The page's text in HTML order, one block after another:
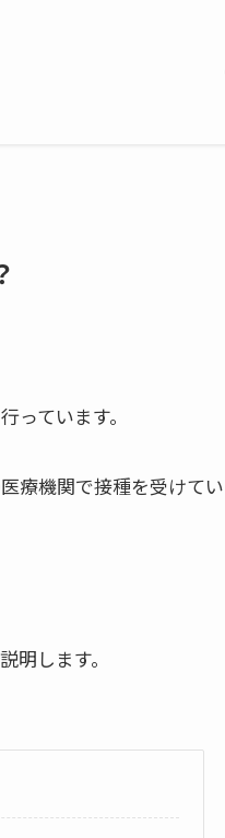
ています。
療機関で接種を受けてい
明します。